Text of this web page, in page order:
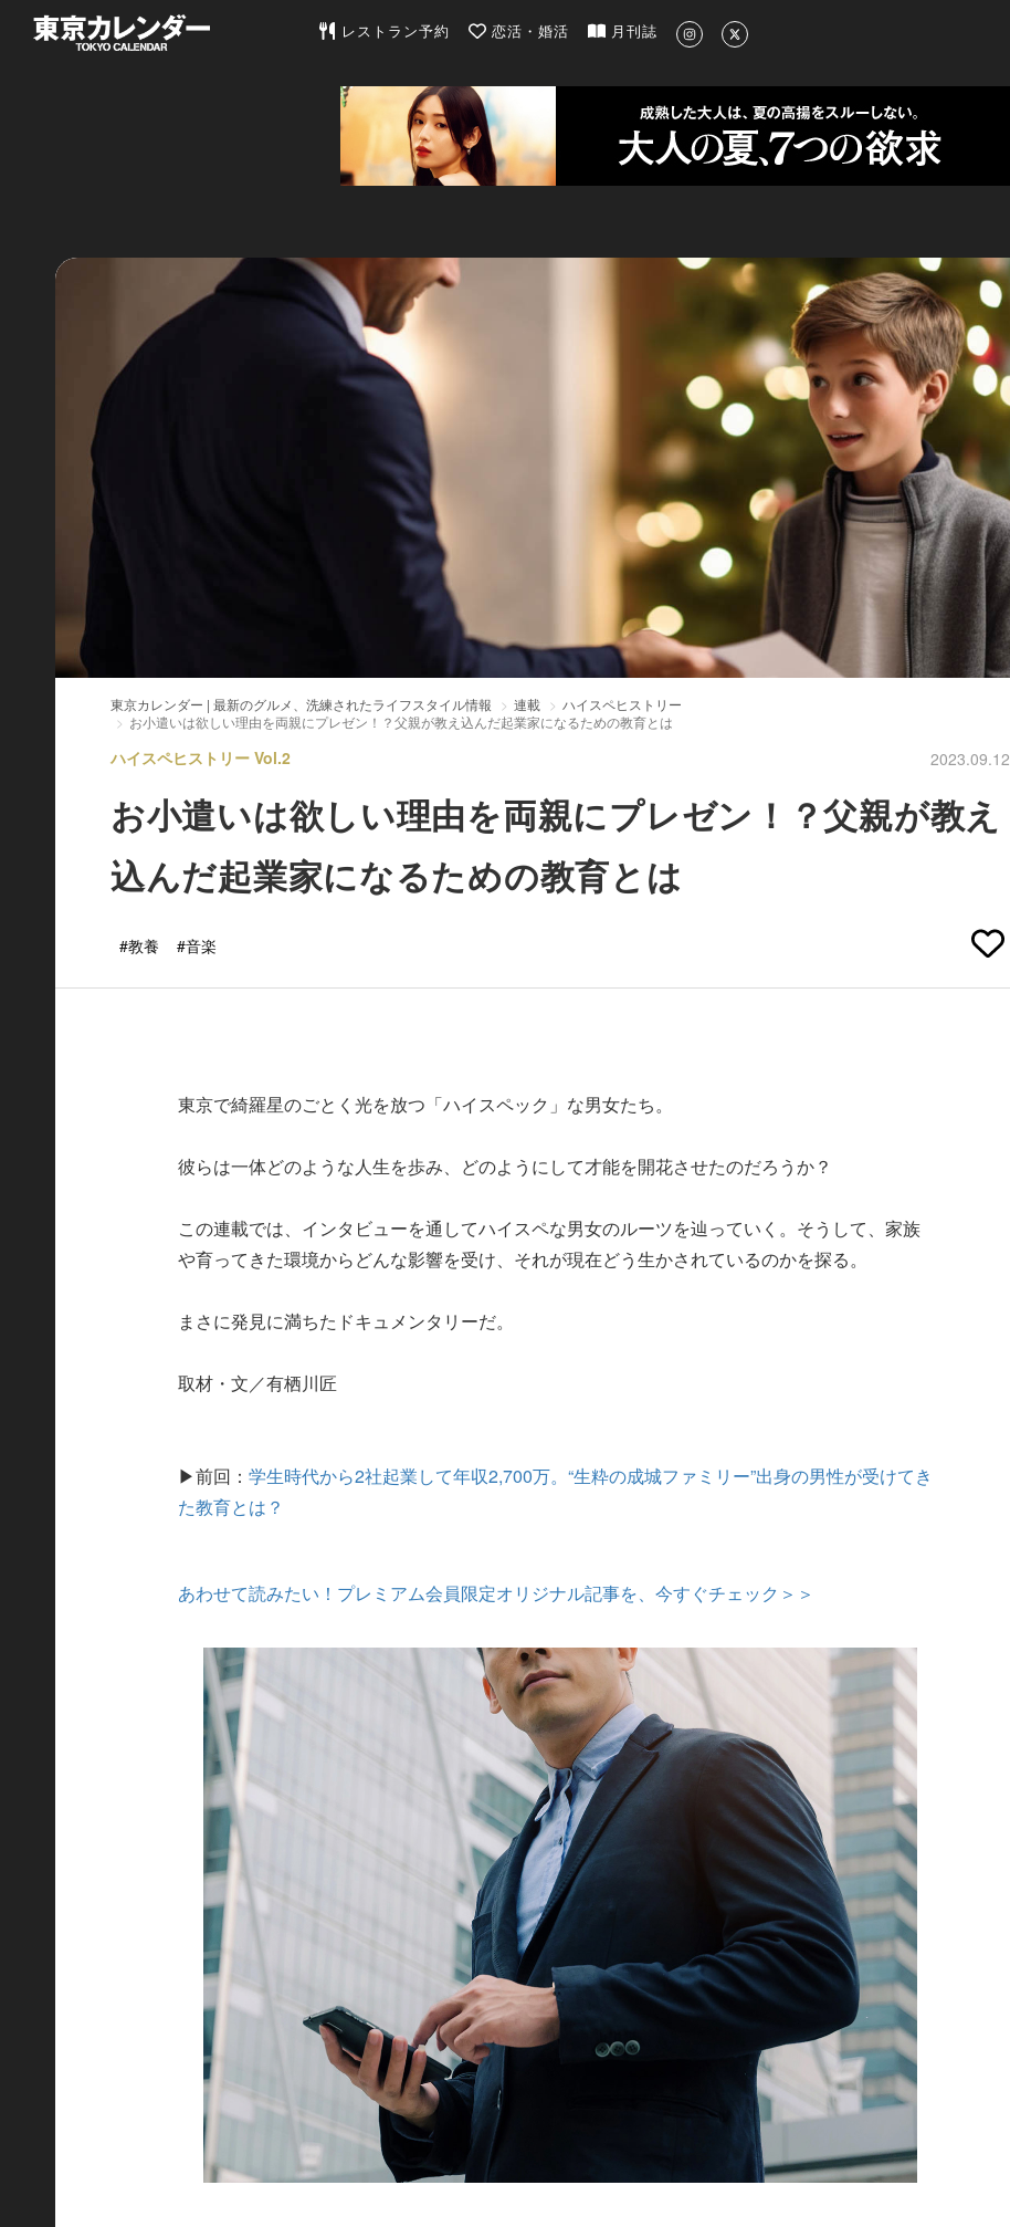
東京カレンダー | 最新のグルメ、洗練されたライフスタイル情報
レストラン予約 恋活・婚活 月刊誌
東京カレンダー | 最新のグルメ、洗練されたライフスタイル情報 連載
ハイスペヒストリー
お小遣いは欲しい理由を両親にプレゼン！？父親が教え込んだ起業家になるための教育とは
ハイスペヒストリー Vol.2 2023.09.12
お小遣いは欲しい理由を両親にプレゼン！？父親が教え
込んだ起業家になるための教育とは
#教養 #音楽
東京で綺羅星のごとく光を放つ「ハイスペック」な男女たち。
彼らは一体どのような人生を歩み、どのようにして才能を開花させたのだろうか？
この連載では、インタビューを通してハイスペな男女のルーツを辿っていく。そうして、家族
や育ってきた環境からどんな影響を受け、それが現在どう生かされているのかを探る。
まさに発見に満ちたドキュメンタリーだ。
取材・文／有栖川匠
▶前回：学生時代から2社起業して年収2,700万。“生粋の成城ファミリー”出身の男性が受けてき
た教育とは？
あわせて読みたい！プレミアム会員限定オリジナル記事を、今すぐチェック＞＞